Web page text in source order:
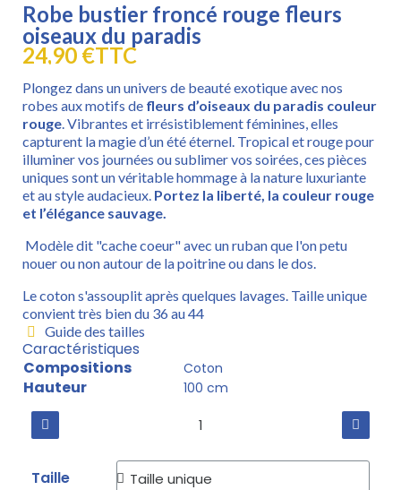
Robe bustier froncé rouge fleurs
oiseaux du paradis
24,90 €TTC
Plongez dans un univers de beauté exotique avec nos
robes aux motifs de fleurs d’oiseaux du paradis couleur
rouge. Vibrantes et irrésistiblement féminines, elles
capturent la magie d’un été éternel. Tropical et rouge pour
illuminer vos journées ou sublimer vos soirées, ces pièces
uniques sont un véritable hommage à la nature luxuriante
et au style audacieux. Portez la liberté, la couleur rouge
et l’élégance sauvage.
Modèle dit "cache coeur" avec un ruban que l'on petu
nouer ou non autour de la poitrine ou dans le dos.
Le coton s'assouplit après quelques lavages. Taille unique
convient très bien du 36 au 44
Guide des tailles
Caractéristiques
Compositions
Coton
Hauteur 100 cm
Taille